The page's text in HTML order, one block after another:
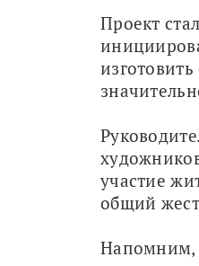
Проект
участие
общий
Напомним,